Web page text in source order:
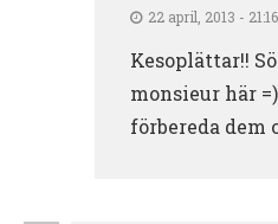
22 april, 2013 - 21:16
Kesoplättar!!
monsieur här
förbereda dem